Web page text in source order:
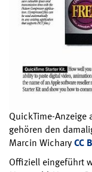
QuickTime-Anzeige
gehören den
Marcin WicharyCC
Offiziell eingeführt